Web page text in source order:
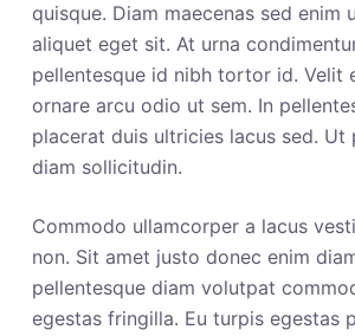
quisque. Diam maecenas sed enim
aliquet eget sit. At urna
pellentesque id nibh tortor id. Velit
ornare arcu odio ut sem. In
placerat duis ultricies lacus sed.
diam sollicitudin.
Commodo ullamcorper a lacus
non. Sit amet justo donec enim
pellentesque diam volutpat
egestas fringilla. Eu turpis egestas